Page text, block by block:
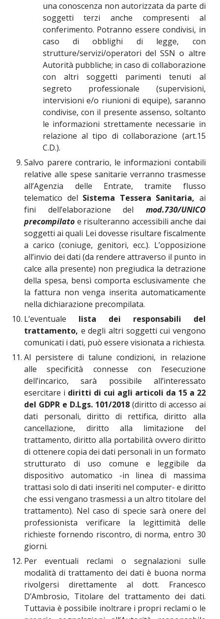
una conoscenza non autorizzata da parte di
soggetti terzi anche compresenti al
conferimento. Potranno essere condivisi, in
caso di obblighi di legge, con
strutture/servizi/operatori del SSN o altre
Autorità pubbliche; in caso di collaborazione
con altri soggetti parimenti tenuti al
segreto professionale (supervisioni,
intervisioni e/o riunioni di equipe), saranno
condivise, con il presente assenso, soltanto
le informazioni strettamente necessarie in
relazione al tipo di collaborazione (art.15
C.D.).
Salvo parere contrario, le informazioni contabili
relative alle spese sanitarie verranno trasmesse
all’Agenzia delle Entrate, tramite flusso
telematico del Sistema Tessera Sanitaria, ai
fini dell’elaborazione del mod.730/UNICO
precompilato e risulteranno accessibili anche dai
soggetti ai quali Lei dovesse risultare fiscalmente
a carico (coniuge, genitori, ecc.). L’opposizione
all’invio dei dati (da rendere attraverso il punto in
calce alla presente) non pregiudica la detrazione
della spesa, bensì comporta esclusivamente che
la fattura non venga inserita automaticamente
nella dichiarazione precompilata.
L’eventuale lista dei responsabili del
trattamento, e degli altri soggetti cui vengono
comunicati i dati, può essere visionata a richiesta.
Al persistere di talune condizioni, in relazione
alle specificità connesse con l’esecuzione
dell’incarico, sarà possibile all’interessato
esercitare i diritti di cui agli articoli da 15 a 22
del GDPR e D.Lgs. 101/2018 (diritto di accesso ai
dati personali, diritto di rettifica, diritto alla
cancellazione, diritto alla limitazione del
trattamento, diritto alla portabilità ovvero diritto
di ottenere copia dei dati personali in un formato
strutturato di uso comune e leggibile da
dispositivo automatico -in linea di massima
trattasi solo di dati inseriti nel computer- e diritto
che essi vengano trasmessi a un altro titolare del
trattamento). Nel caso di specie sarà onere del
professionista verificare la legittimità delle
richieste fornendo riscontro, di norma, entro 30
giorni.
Per eventuali reclami o segnalazioni sulle
modalità di trattamento dei dati è buona norma
rivolgersi direttamente al dott. Francesco
D’Ambrosio, Titolare del trattamento dei dati.
Tuttavia è possibile inoltrare i propri reclami o le